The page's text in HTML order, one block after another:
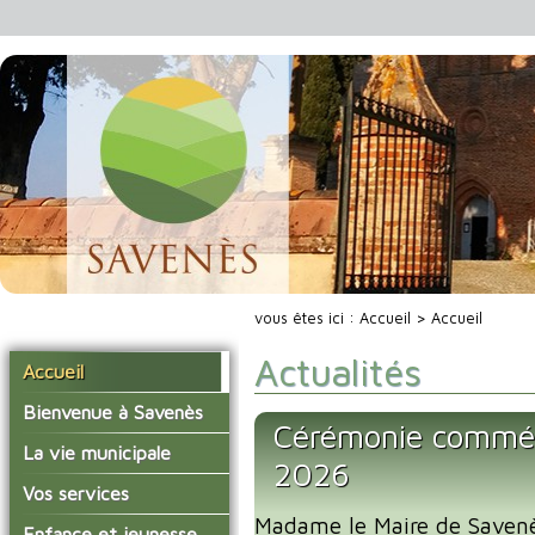
Accueil
Bienvenue à Savenès
Situer Savenès
Savenès en chiffre
L'histoire du village
La vie municipale
Vos élus
Les compte-rendus du
Vos services
La mairie
vous êtes ici : Accueil > Accueil
Actualités
Cérémonie
2026
Madame le Maire de